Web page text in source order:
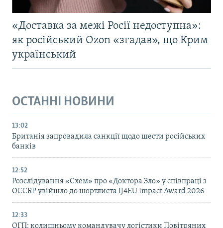
«Доставка за межі Росії недоступна»:
як російський Ozon «згадав», що Крим
український
ОСТАННІ НОВИНИ
13:02
Британія запровадила санкції щодо шести російських
банків
12:52
Розслідування «Схем» про «Доктора Зло» у співпраці з
OCCRP увійшло до шортлиста IJ4EU Impact Award 2026
12:33
ОГП: колишньому командувачу логістики Повітряних